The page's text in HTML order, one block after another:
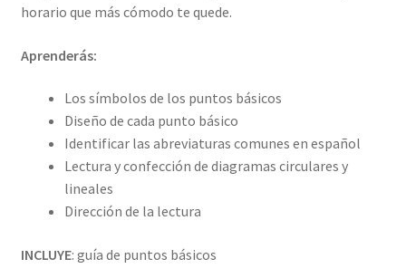
horario que más cómodo te quede.
Aprenderás:
Los símbolos de los puntos básicos
Diseño de cada punto básico
Identificar las abreviaturas comunes en español
Lectura y confección de diagramas circulares y
lineales
Dirección de la lectura
INCLUYE: guía de puntos básicos